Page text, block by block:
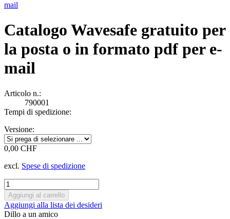
Catalogo Wavesafe gratuito per
la posta o in formato pdf per e-
mail
Articolo n.:
790001
Tempi di spedizione:
Versione:
0,00 CHF
excl. Spese di spedizione
Aggiungi alla lista dei desideri
Dillo a un amico